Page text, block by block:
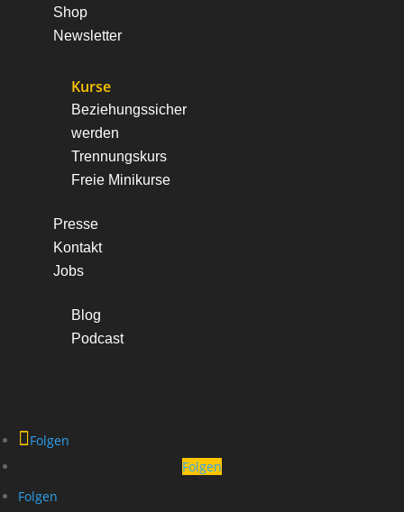
Shop
Newsletter
Kurse
Beziehungssicher
werden
Trennungskurs
Freie Minikurse
Presse
Kontakt
Jobs
Blog
Podcast
Folgen
Folgen
Folgen